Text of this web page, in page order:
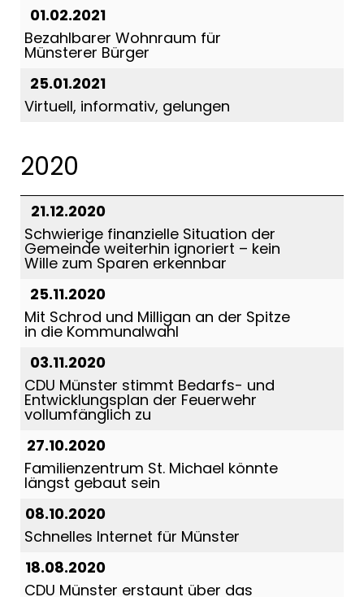
01.02.2021
Bezahlbarer Wohnraum für
Münsterer Bürger
25.01.2021
Virtuell, informativ, gelungen
2020
21.12.2020
Schwierige finanzielle Situation der
Gemeinde weiterhin ignoriert – kein
Wille zum Sparen erkennbar
25.11.2020
Mit Schrod und Milligan an der Spitze
in die Kommunalwahl
03.11.2020
CDU Münster stimmt Bedarfs- und
Entwicklungsplan der Feuerwehr
vollumfänglich zu
27.10.2020
Familienzentrum St. Michael könnte
längst gebaut sein
08.10.2020
Schnelles Internet für Münster
18.08.2020
CDU Münster erstaunt über das